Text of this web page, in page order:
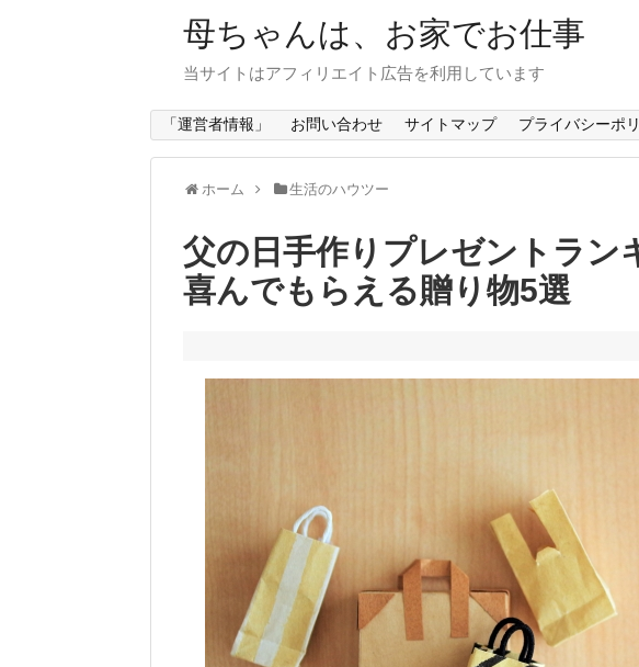
母ちゃんは、お家でお仕事
当サイトはアフィリエイト広告を利用しています
「運営者情報」 お問い合わせ サイトマップ プライバシーポ
ホーム 生活のハウツー
父の日手作りプレゼントラン
喜んでもらえる贈り物5選